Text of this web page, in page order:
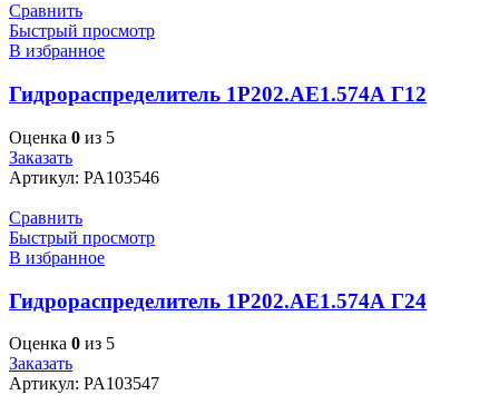
Сравнить
Быстрый просмотр
В избранное
Гидрораспределитель 1Р202.АЕ1.574А Г12
Оценка 0 из 5
Заказать
Артикул: PA103546
Сравнить
Быстрый просмотр
В избранное
Гидрораспределитель 1Р202.АЕ1.574А Г24
Оценка 0 из 5
Заказать
Артикул: PA103547